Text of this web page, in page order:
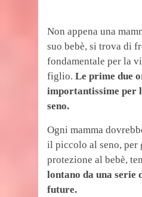
Non appena una
suo bebè, si trova di
fondamentale per la
figlio. Le prime due
importantissime per
seno.
Ogni mamma
il piccolo al seno, per
protezione al bebè,
lontano da una serie
future.